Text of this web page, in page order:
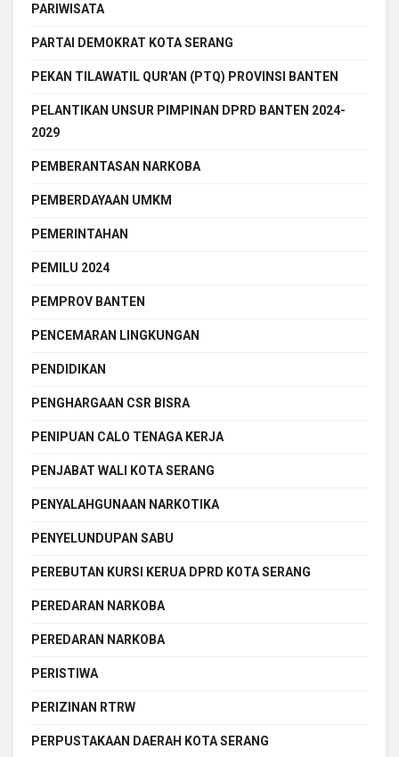
PARIWISATA
PARTAI DEMOKRAT KOTA SERANG
PEKAN TILAWATIL QUR'AN (PTQ) PROVINSI BANTEN
PELANTIKAN UNSUR PIMPINAN DPRD BANTEN 2024-
2029
PEMBERANTASAN NARKOBA
PEMBERDAYAAN UMKM
PEMERINTAHAN
PEMILU 2024
PEMPROV BANTEN
PENCEMARAN LINGKUNGAN
PENDIDIKAN
PENGHARGAAN CSR BISRA
PENIPUAN CALO TENAGA KERJA
PENJABAT WALI KOTA SERANG
PENYALAHGUNAAN NARKOTIKA
PENYELUNDUPAN SABU
PEREBUTAN KURSI KERUA DPRD KOTA SERANG
PEREDARAN NARKOBA
PEREDARAN NARKOBA
PERISTIWA
PERIZINAN RTRW
PERPUSTAKAAN DAERAH KOTA SERANG